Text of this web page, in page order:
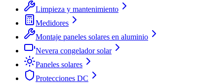
Limpieza y mantenimiento
Medidores
Montaje paneles solares en aluminio
Nevera congelador solar
Paneles solares
Protecciones DC